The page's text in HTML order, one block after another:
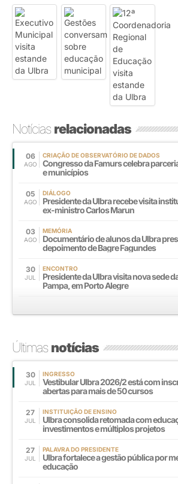
Notíciasrelacionadas
06
AGO
CRIAÇÃO DE OBSERVATÓRIO DE DADOS
Congresso da Famurs celebra
e municípios
05
AGO
DIÁLOGO
Presidente da Ulbra recebe visita
ex-ministro Carlos Marun
03
AGO
MEMÓRIA
Documentário de alunos da Ulbra
depoimento de Bagre Fagundes
30
JUL
ENCONTRO
Presidente da Ulbra visita nova sede
Pampa, em Porto Alegre
Últimasnotícias
30
JUL
INGRESSO
Vestibular Ulbra 2026/2 está com
abertas para mais de 50 cursos
27
JUL
INSTITUIÇÃO DE ENSINO
Ulbra consolida retomada com
investimentos e múltiplos projetos
27
JUL
PALAVRA DO PRESIDENTE
Ulbra fortalece a gestão pública por
educação